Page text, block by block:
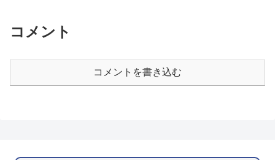
た8月12日の...
コメント
コメントを書き込む